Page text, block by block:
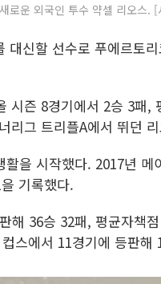
로운 외국인 투수 약셀 리오
신할 선수로 푸에르토
시즌 8경기에서 2승 3패
그 트리플A에서 뛰던
을 시작했다. 2017년
기록했다.
해 36승 32패, 평균자책
스에서 11경기에 등판